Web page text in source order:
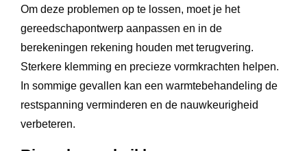
Om deze problemen op te lossen, moet je het
gereedschapontwerp aanpassen en in de
berekeningen rekening houden met terugvering.
Sterkere klemming en precieze vormkrachten helpen.
In sommige gevallen kan een warmtebehandeling de
restspanning verminderen en de nauwkeurigheid
verbeteren.